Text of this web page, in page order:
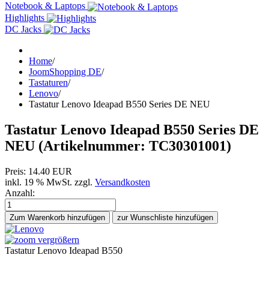
Notebook & Laptops
Highlights
DC Jacks
Home/
JoomShopping DE/
Tastaturen/
Lenovo/
Tastatur Lenovo Ideapad B550 Series DE NEU
Tastatur Lenovo Ideapad B550 Series DE
NEU (Artikelnummer: TC30301001)
Preis: 14.40 EUR
inkl. 19 % MwSt. zzgl. Versandkosten
Anzahl:
Zum Warenkorb hinzufügen
vergrößern
Tastatur Lenovo Ideapad B550